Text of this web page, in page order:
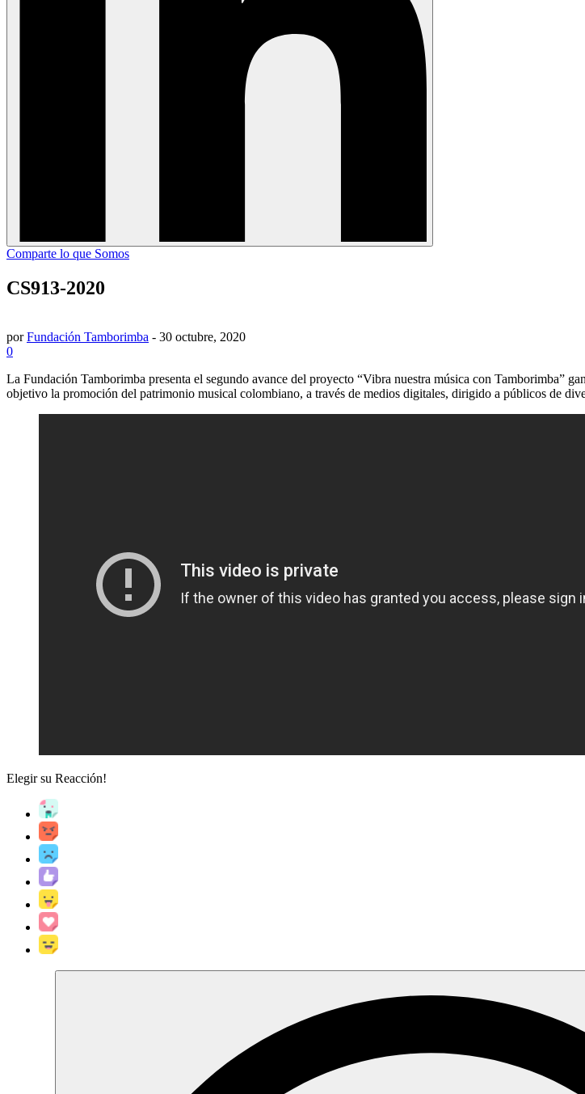
Comparte lo que Somos
CS913-2020
porFundación Tamborimba - 30 octubre, 2020
0
La Fundación Tamborimba presenta el segundo avance del proyecto “Vibra nuestra música con Tamborimba”
objetivo la promoción del patrimonio musical colombiano, a través de medios digitales, dirigido a públicos de
Elegir su Reacción!